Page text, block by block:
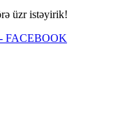
üzr istəyirik!
FACEBOOK